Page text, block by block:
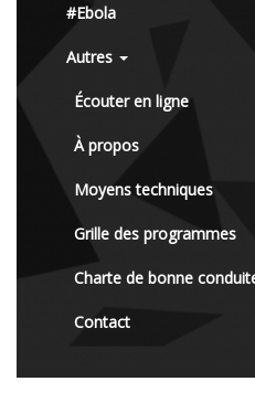
#Ebola
Autres
Écouter en ligne
À propos
Moyens techniques
Grille des programmes
Charte de bonne
Contact